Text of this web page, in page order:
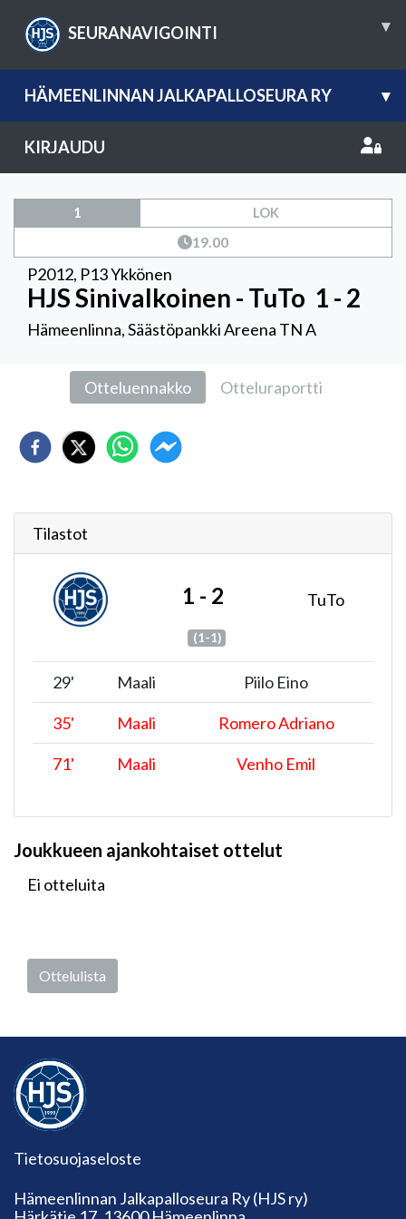
SEURANAVIGOINTI ▾
HÄMEENLINNAN JALKAPALLOSEURA RY ▾
KIRJAUDU
1 LOK
19.00
P2012, P13 Ykkönen
HJS Sinivalkoinen - TuTo 1 - 2
Hämeenlinna, Säästöpankki Areena TN A
Otteluennakko Otteluraportti
Tilastot
1 - 2 TuTo
(1-1)
29' Maali Piilo Eino
35' Maali Romero Adriano
71' Maali Venho Emil
Joukkueen ajankohtaiset ottelut
Ei otteluita
Ottelulista
Tietosuojaseloste
Hämeenlinnan Jalkapalloseura Ry (HJS ry)